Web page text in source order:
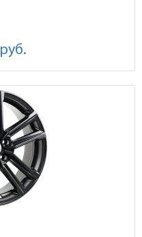
руб.